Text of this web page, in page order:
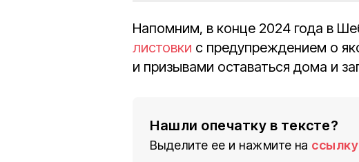
Напомним, в конце 2024 года в
листовки с предупреждением о
и призывами оставаться дома и
Нашли опечатку в тексте?
Выделите ее и нажмите на ссылку